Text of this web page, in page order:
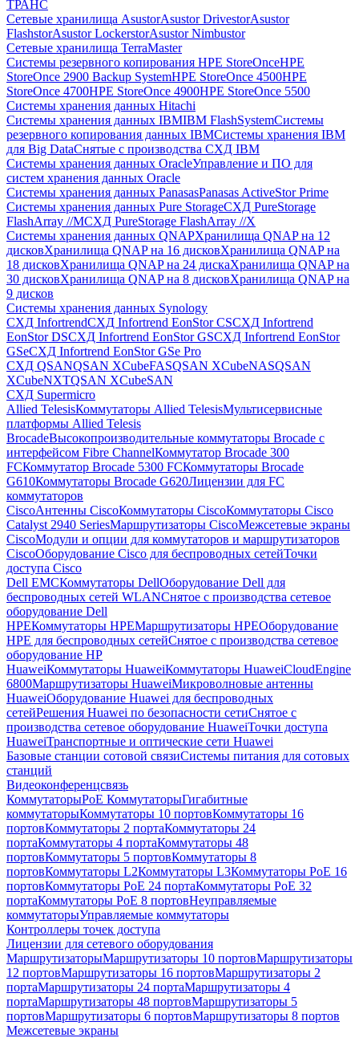
ТРАНС
Сетевые хранилища AsustorAsustor DrivestorAsustor
FlashstorAsustor LockerstorAsustor Nimbustor
Сетевые хранилища TerraMaster
Системы резервного копирования HPE StoreOnceHPE
StoreOnce 2900 Backup SystemHPE StoreOnce 4500HPE
StoreOnce 4700HPE StoreOnce 4900HPE StoreOnce 5500
Системы хранения данных Hitachi
Системы хранения данных IBMIBM FlashSystemСистемы
резервного копирования данных IBMСистемы хранения IBM
для Big DataСнятые с производства СХД IBM
Системы хранения данных OracleУправление и ПО для
систем хранения данных Oracle
Системы хранения данных PanasasPanasas ActiveStor Prime
Системы хранения данных Pure StorageСХД PureStorage
FlashArray //MСХД PureStorage FlashArray //X
Системы хранения данных QNAPХранилища QNAP на 12
дисковХранилища QNAP на 16 дисковХранилища QNAP на
18 дисковХранилища QNAP на 24 дискаХранилища QNAP на
30 дисковХранилища QNAP на 8 дисковХранилища QNAP на
9 дисков
Системы хранения данных Synology
СХД InfortrendСХД Infortrend EonStor CSСХД Infortrend
EonStor DSСХД Infortrend EonStor GSСХД Infortrend EonStor
GSeСХД Infortrend EonStor GSe Pro
СХД QSANQSAN XCubeFASQSAN XCubeNASQSAN
XCubeNXTQSAN XCubeSAN
СХД Supermicro
Allied TelesisКоммутаторы Allied TelesisМультисервисные
платформы Allied Telesis
BrocadeВысокопроизводительные коммутаторы Brocade с
интерфейсом Fibre ChannelКоммутатор Brocade 300
FCКоммутатор Brocade 5300 FCКоммутаторы Brocade
G610Коммутаторы Brocade G620Лицензии для FC
коммутаторов
CiscoАнтенны CiscoКоммутаторы CiscoКоммутаторы Cisco
Catalyst 2940 SeriesМаршрутизаторы CiscoМежсетевые экраны
CiscoМодули и опции для коммутаторов и маршрутизаторов
CiscoОборудование Cisco для беспроводных сетейТочки
доступа Cisco
Dell EMCКоммутаторы DellОборудование Dell для
беспроводных сетей WLANСнятое с производства сетевое
оборудование Dell
HPEКоммутаторы HPEМаршрутизаторы HPEОборудование
HPE для беспроводных сетейСнятое с производства сетевое
оборудование HP
HuaweiКоммутаторы HuaweiКоммутаторы HuaweiCloudEngine
6800Маршрутизаторы HuaweiМикроволновые антенны
HuaweiОборудование Huawei для беспроводных
сетейРешения Huawei по безопасности сетиСнятое с
производства сетевое оборудование HuaweiТочки доступа
HuaweiТранспортные и оптические сети Huawei
Базовые станции сотовой связиСистемы питания для сотовых
станций
Видеоконференцсвязь
КоммутаторыPoE КоммутаторыГигабитные
коммутаторыКоммутаторы 10 портовКоммутаторы 16
портовКоммутаторы 2 портаКоммутаторы 24
портаКоммутаторы 4 портаКоммутаторы 48
портовКоммутаторы 5 портовКоммутаторы 8
портовКоммутаторы L2Коммутаторы L3Коммутаторы PoE 16
портовКоммутаторы PoE 24 портаКоммутаторы PoE 32
портаКоммутаторы PoE 8 портовНеуправляемые
коммутаторыУправляемые коммутаторы
Контроллеры точек доступа
Лицензии для сетевого оборудования
МаршрутизаторыМаршрутизаторы 10 портовМаршрутизаторы
12 портовМаршрутизаторы 16 портовМаршрутизаторы 2
портаМаршрутизаторы 24 портаМаршрутизаторы 4
портаМаршрутизаторы 48 портовМаршрутизаторы 5
портовМаршрутизаторы 6 портовМаршрутизаторы 8 портов
Межсетевые экраны